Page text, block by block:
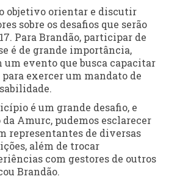
objetivo orientar e discutir
sobre os desafios que serão
Para Brandão, participar de
é de grande importância,
evento que busca capacitar
exercer um mandato de
é um grande desafio, e
Amurc, pudemos esclarecer
representantes de diversas
além de trocar
com gestores de outros
Brandão.